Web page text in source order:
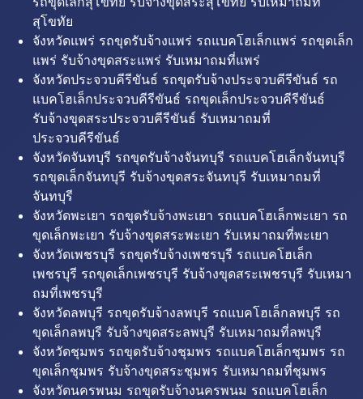
สุโขทัย
จังหวัดแพร่ รถขุดรับจ้างแพร่ รถแบคโฮเล็กแพร่ รถขุดเล็ก
แพร่ รับจ้างขุดสระแพร่ รับเหมาถมที่แพร่
จังหวัดประจวบคีรีขันธ์ รถขุดรับจ้างประจวบคีรีขันธ์ รถ
แบคโฮเล็กประจวบคีรีขันธ์ รถขุดเล็กประจวบคีรีขันธ์
รับจ้างขุดสระประจวบคีรีขันธ์ รับเหมาถมที่
ประจวบคีรีขันธ์
จังหวัดจันทบุรี รถขุดรับจ้างจันทบุรี รถแบคโฮเล็กจันทบุรี
รถขุดเล็กจันทบุรี รับจ้างขุดสระจันทบุรี รับเหมาถมที่
จันทบุรี
จังหวัดพะเยา รถขุดรับจ้างพะเยา รถแบคโฮเล็กพะเยา รถ
ขุดเล็กพะเยา รับจ้างขุดสระพะเยา รับเหมาถมที่พะเยา
จังหวัดเพชรบุรี รถขุดรับจ้างเพชรบุรี รถแบคโฮเล็ก
เพชรบุรี รถขุดเล็กเพชรบุรี รับจ้างขุดสระเพชรบุรี รับเหมา
ถมที่เพชรบุรี
จังหวัดลพบุรี รถขุดรับจ้างลพบุรี รถแบคโฮเล็กลพบุรี รถ
ขุดเล็กลพบุรี รับจ้างขุดสระลพบุรี รับเหมาถมที่ลพบุรี
จังหวัดชุมพร รถขุดรับจ้างชุมพร รถแบคโฮเล็กชุมพร รถ
ขุดเล็กชุมพร รับจ้างขุดสระชุมพร รับเหมาถมที่ชุมพร
จังหวัดนครพนม รถขุดรับจ้างนครพนม รถแบคโฮเล็ก